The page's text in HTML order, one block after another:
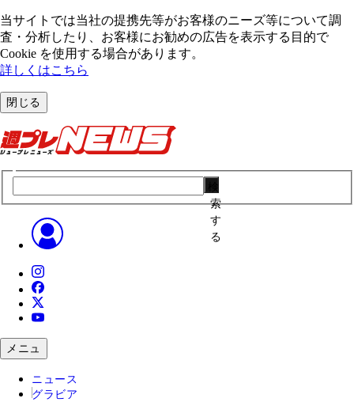
当サイトでは当社の提携先等がお客様のニーズ等について調
査・分析したり、お客様にお勧めの広告を表⽰する⽬的で
Cookie を使⽤する場合があります。
詳しくはこちら
閉じる
索
す
る
メニュ
ニュース
グラビア